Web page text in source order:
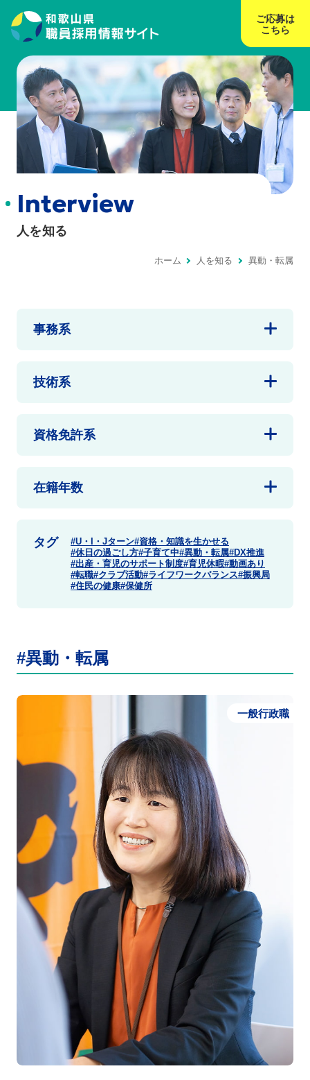
ご応募は
こちら
Interview
人を知る
ホーム 人を知る 異動・転属
事務系
技術系
資格免許系
在籍年数
タグ U・I・Jターン 資格・知識を生かせる
休日の過ごし方 子育て中 異動・転属 DX推進
出産・育児のサポート制度 育児休暇 動画あり
転職 クラブ活動 ライフワークバランス 振興局
住民の健康 保健所
#異動・転属
一般行政職